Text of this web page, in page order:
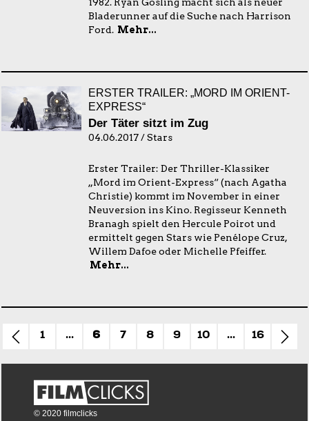
Bladerunner auf die Suche nach Harrison
Ford. Mehr...
ERSTER TRAILER: „MORD IM ORIENT-
EXPRESS“
Der Täter sitzt im Zug
04.06.2017 / Stars
Erster Trailer: Der Thriller-Klassiker
„Mord im Orient-Express“ (nach Agatha
Christie) kommt im November in einer
Neuversion ins Kino. Regisseur Kenneth
Branagh spielt den Hercule Poirot und
ermittelt gegen Stars wie Penélope Cruz,
Willem Dafoe oder Michelle Pfeiffer.
Mehr...
1 ... 6 7 8 9 10 ... 16
© 2020 filmclicks